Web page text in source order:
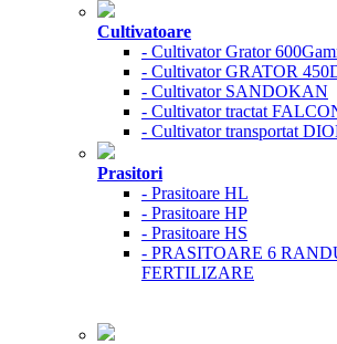
Cultivatoare
- Cultivator Grator
- Cultivator GRATOR
- Cultivator SANDOKAN
- Cultivator tractat
- Cultivator transportat
Prasitori
- Prasitoare HL
- Prasitoare HP
- Prasitoare HS
- PRASITOARE 6
FERTILIZARE